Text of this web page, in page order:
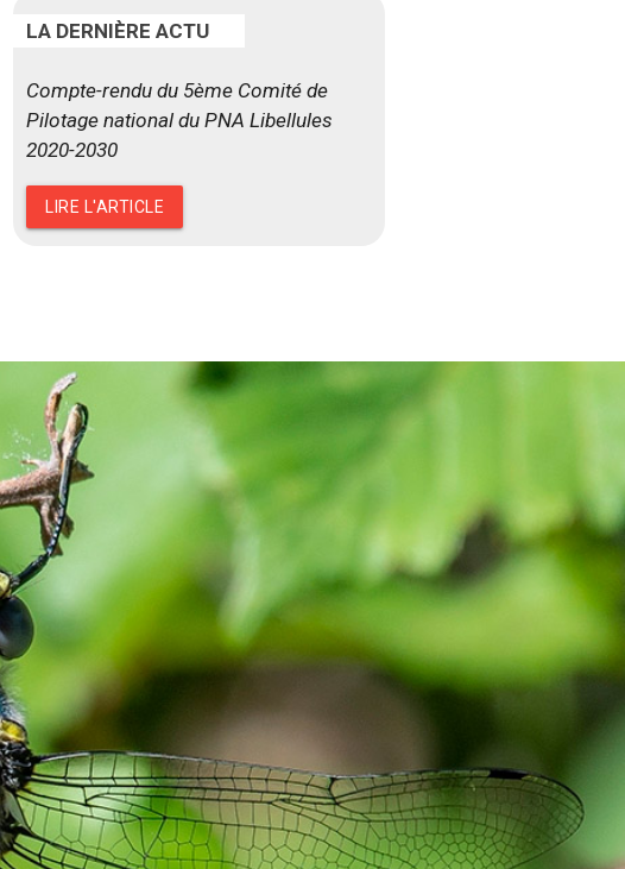
LA DERNIÈRE ACTU
Compte-rendu du 5ème Comité de
Pilotage national du PNA Libellules
2020-2030
LIRE L'ARTICLE